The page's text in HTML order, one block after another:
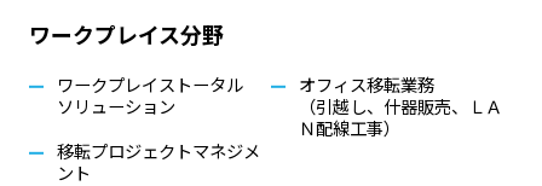
ワークプレイス分野
ワークプレイストータル
ソリューション
移転プロジェクトマネジメ
ント
オフィス移転業務
（引越し、什器販売、ＬＡ
Ｎ配線工事）